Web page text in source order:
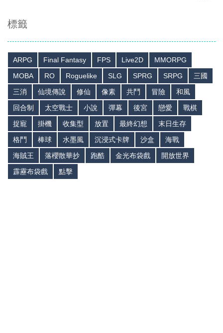
標籤
ARPG Final Fantasy FPS Live2D
MMORPG
MOBA
RO Roguelike SLG SPRG SRPG
三國
三消
仙境傳說 修仙 像素 共鬥 冒險
和風
回合制
太空戰士 小說 彈幕 後宮 戀愛
戰棋
捉寵
掛機 收集型 放置 最終幻想
末日生存
格鬥
棒球 水墨風 沉浸式卡牌 沙盒
海戰
海賊王
落櫻散華抄 跑酷 金光布袋戲
開放世界
霹靂布袋戲
點擊